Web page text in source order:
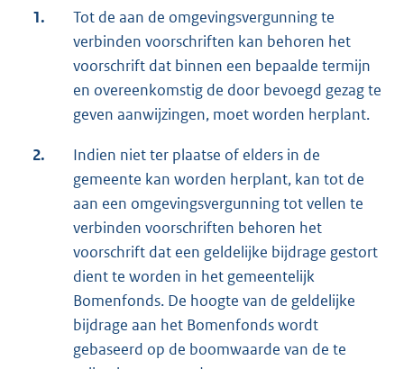
1.
Tot de aan de omgevingsvergunning te
verbinden voorschriften kan behoren het
voorschrift dat binnen een bepaalde termijn
en overeenkomstig de door bevoegd gezag te
geven aanwijzingen, moet worden herplant.
2.
Indien niet ter plaatse of elders in de
gemeente kan worden herplant, kan tot de
aan een omgevingsvergunning tot vellen te
verbinden voorschriften behoren het
voorschrift dat een geldelijke bijdrage gestort
dient te worden in het gemeentelijk
Bomenfonds. De hoogte van de geldelijke
bijdrage aan het Bomenfonds wordt
gebaseerd op de boomwaarde van de te